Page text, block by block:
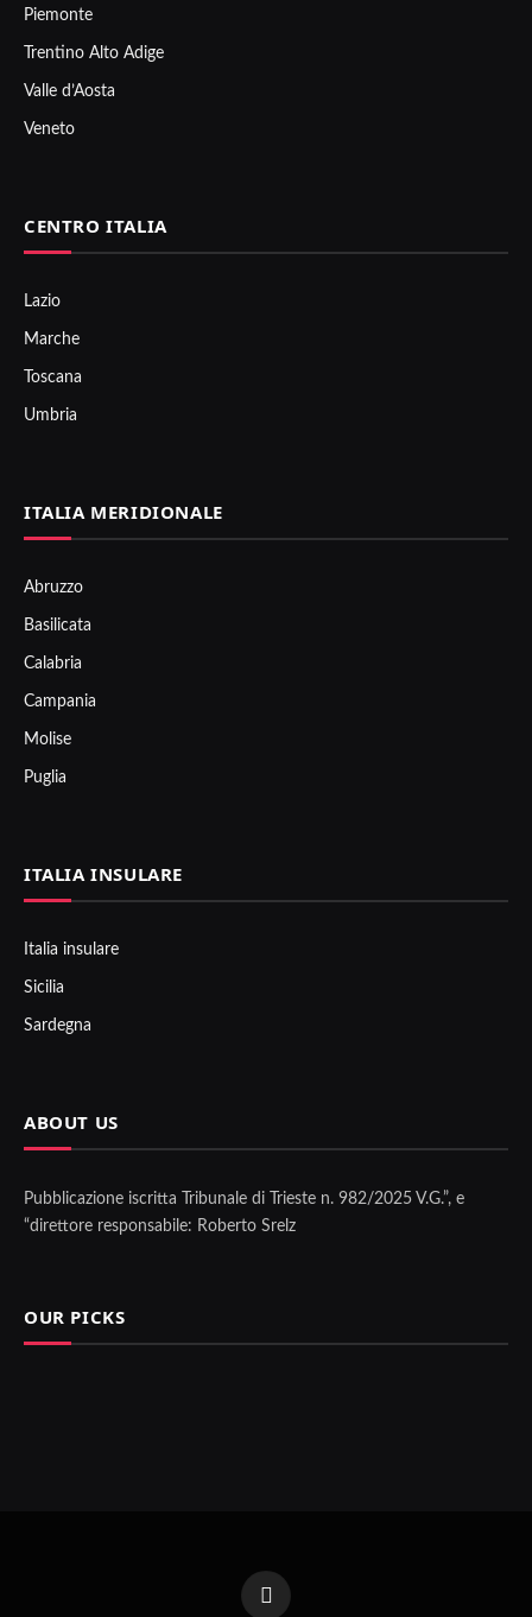
Piemonte
Trentino Alto Adige
Valle d’Aosta
Veneto
CENTRO ITALIA
Lazio
Marche
Toscana
Umbria
ITALIA MERIDIONALE
Abruzzo
Basilicata
Calabria
Campania
Molise
Puglia
ITALIA INSULARE
Italia insulare
Sicilia
Sardegna
ABOUT US
Pubblicazione iscritta Tribunale di Trieste n. 982/2025 V.G.”, e
“direttore responsabile: Roberto Srelz
OUR PICKS
Facebook